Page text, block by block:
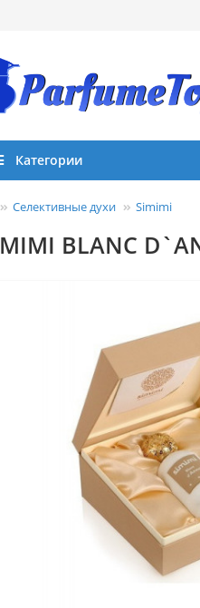
Категории
Селективные духи Simimi
BLANC